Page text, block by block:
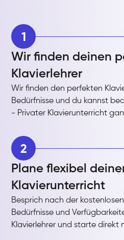
1
Wir finden deinen
Klavierlehrer
Wir finden den perfekten
Bedürfnisse und du kannst
- Privater Klavierunterricht
2
Plane flexibel
Klavierunterricht
Besprich nach der
Bedürfnisse und
Klavierlehrer und starte direkt